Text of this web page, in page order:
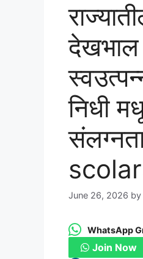
देखभाल
निधी
June 26, 2026 by
WhatsApp
Join Now